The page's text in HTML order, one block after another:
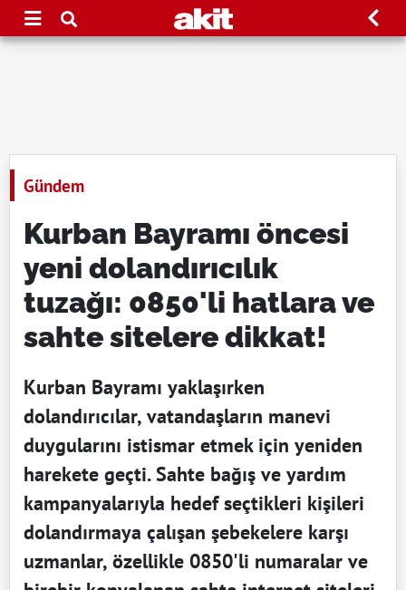
Gündem
Kurban Bayramı öncesi
yeni dolandırıcılık
tuzağı: 0850'li hatlara ve
sahte sitelere dikkat!
Kurban Bayramı yaklaşırken
dolandırıcılar, vatandaşların manevi
duygularını istismar etmek için yeniden
harekete geçti. Sahte bağış ve yardım
kampanyalarıyla hedef seçtikleri kişileri
dolandırmaya çalışan şebekelere karşı
uzmanlar, özellikle 0850'li numaralar ve